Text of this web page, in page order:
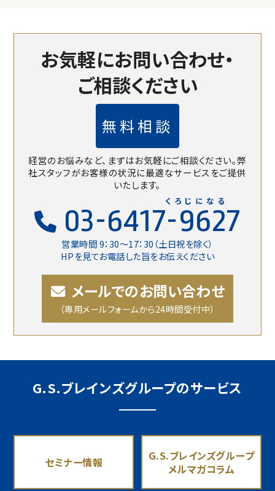
お気軽にお問い合わせ・
ご相談ください
無料相談
経営のお悩みなど、まずはお気軽にご相談ください。弊
社スタッフがお客様の状況に最適なサービスをご提供
いたします。
03-6417-9627
営業時間 9：30〜17：30（土日祝を除く）
HPを見てお電話した旨をお伝えください
くろじになる
メールでのお問い合わせ
（専用メールフォームから24時間受付中）
G.S.ブレインズグループのサービス
セミナー情報
G.S.ブレインズグループ
メルマガコラム